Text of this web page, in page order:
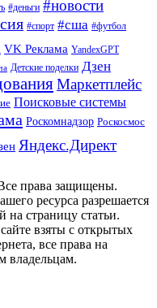
#деньги #новости
#спорт #сша #футбол
VK Реклама YandexGPT
Детские поделки Дзен
Маркетплейс
Поисковые системы
Роскомнадзор Роскосмос
Яндекс.Директ
права защищены.
ресурса разрешается
на страницу статьи.
взяты с открытых
все права на
владельцам.